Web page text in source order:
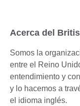
Acerca del
Somos la
entre el Reino
entendimiento y
y lo hacemos a
el idioma inglés.